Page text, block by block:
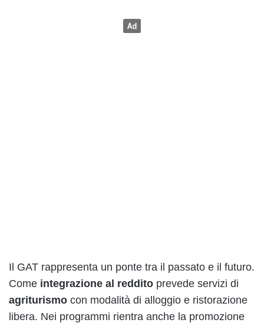
Il GAT rappresenta un ponte tra il passato e il futuro.
Come integrazione al reddito prevede servizi di
agriturismo con modalità di alloggio e ristorazione
libera. Nei programmi rientra anche la promozione